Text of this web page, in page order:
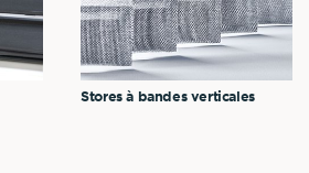
Stores à bandes verticales